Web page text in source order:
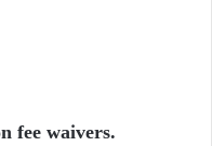
fee waivers.